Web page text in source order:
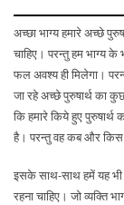
अच्छा भाग्य हमारे अच्छे
चाहिए। परन्तु हम भाग्य के
फल अवश्य ही मिलेगा। परन्तु
जा रहे अच्छे पुरुषार्थ का
कि हमारे किये हुए
है। परन्तु वह कब और किस
इसके साथ-साथ हमें यह भी
रहना चाहिए। जो व्यक्ति